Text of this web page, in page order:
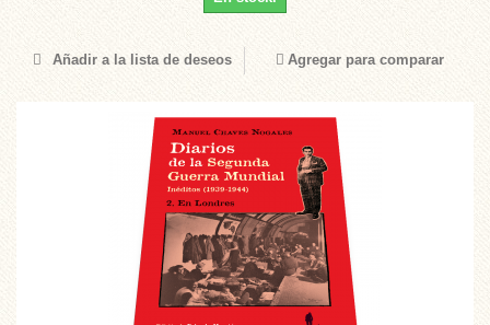
Añadir a la lista de deseos Agregar para comparar